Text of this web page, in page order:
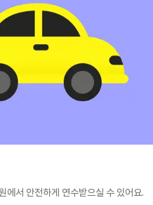
에서 안전하게 연수받으실 수 있어요.